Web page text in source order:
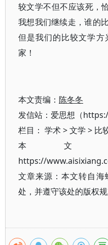
较文学不但不应该死，
我想我们继续走，谁的
但是我们的比较文学
家！
本文责编： 陈冬冬
发信站：爱思想（
栏目： 学术>文学 > 比
本文
https://
文章来源：本文转自海
处，并遵守该处的版权规